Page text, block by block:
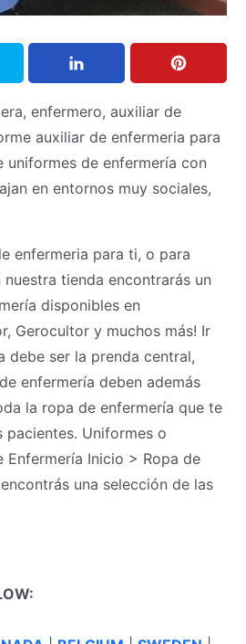
enfermero, auxiliar de
auxiliar de enfermeria para
uniformes de enfermería con
en entornos muy sociales,
enfermeria para ti, o para
tienda encontrarás un
disponibles en
Gerocultor y muchos más! Ir
debe ser la prenda central,
enfermería deben además
la ropa de enfermería que te
Uniformes o
Enfermería Inicio > Ropa de
una selección de las